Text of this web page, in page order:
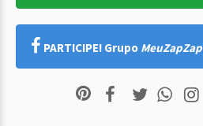
PARTICIPE! Grupo MeuZapZap